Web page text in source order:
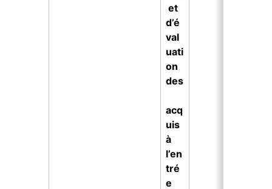
et
d’é
val
uati
on
des
acq
uis
à
l’en
tré
e